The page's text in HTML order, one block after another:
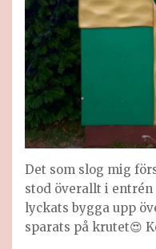
Det som slog mig
stod överallt i
lyckats bygga upp
sparats på krutet😍